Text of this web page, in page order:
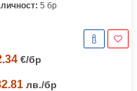
5 бр
€/бр
лв./бр